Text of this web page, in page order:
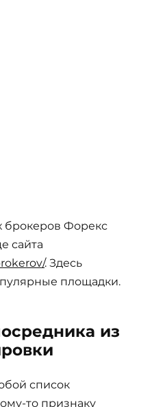
брокеров Форекс
сайта
. Здесь
площадки.
из
список
то признаку